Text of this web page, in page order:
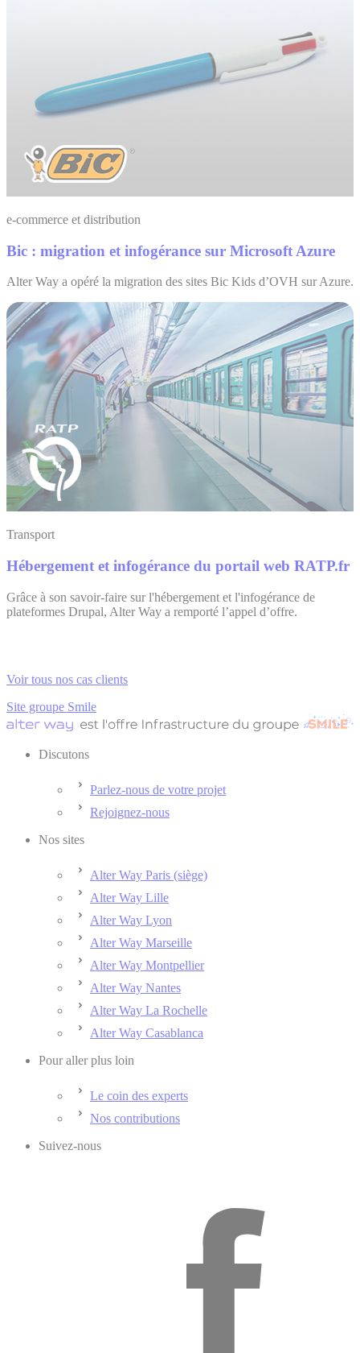
e-commerce et distribution
Bic : migration et infogérance sur Microsoft Azure
Alter Way a opéré la migration des sites Bic Kids d’OVH sur Azure.
Transport
Hébergement et infogérance du portail web RATP.fr
Grâce à son savoir-faire sur l'hébergement et l'infogérance de
plateformes Drupal, Alter Way a remporté l’appel d’offre.
Voir tous nos cas clients
Site groupe Smile
Discutons
Parlez-nous de votre projet
Rejoignez-nous
Nos sites
Alter Way Paris (siège)
Alter Way Lille
Alter Way Lyon
Alter Way Marseille
Alter Way Montpellier
Alter Way Nantes
Alter Way La Rochelle
Alter Way Casablanca
Pour aller plus loin
Le coin des experts
Nos contributions
Suivez-nous